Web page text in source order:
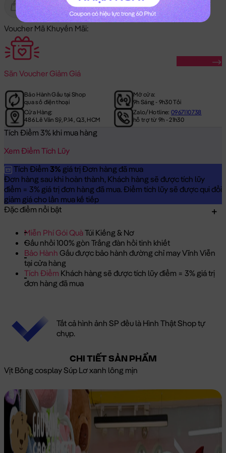
Gửi Tặng Hết Hàng
Voucher Mã Khuyến Mãi:
Săn Voucher Giảm Giá
Bảo Hành Gấu tại Shop
qua số điện thoại
Mở cửa:
9h Sáng - 9h30 Tối
Cửa Hàng:
486 Lê Văn Sỹ, P.14, Q.3, HCM
Zalo/Hotline:0967110738
hỗ trợ từ 9h - 21h30
Tích Điểm 3% khi mua hàng
Xem Điểm Tích Lũy
Tích Điểm 3% giá trị Đơn hàng đã mua
Đơn hàng sau khi hoàn thành, Khách hàng sẽ được tích lũy
điểm = 3% giá trị đơn hàng đã mua. Điểm tích lũy sẽ được qui đổi
giảm giá cho lần mua kế tiếp
Đặc điểm nổi bật
Miễn Phí Gói QuàTúi Kiếng & Nơ
Gấu nhồi 100% gòn Trắng đàn hồi tinh khiết
Bảo Hành Gấu được bảo hành đường chỉ may Vĩnh Viễn
tại cửa hàng
Tích Điểm Khách hàng sẽ được tích lũy điểm = 3% giá trị
đơn hàng đã mua
Tất cả hình ảnh SP đều là Hình Thật Shop tự
chụp.
CHI TIẾT SẢN PHẨM
Vịt Bông cosplay Súp Lơ xanh lông mịn